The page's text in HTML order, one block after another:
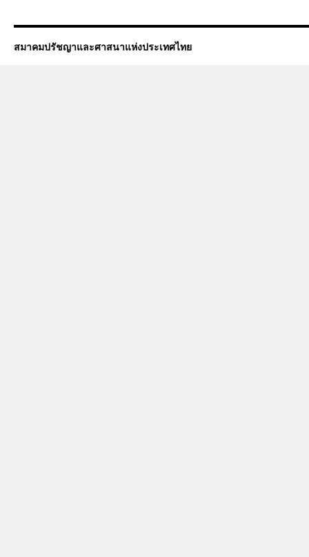
สมาคมปรัชญาและศาสนาแห่งประเทศไทย